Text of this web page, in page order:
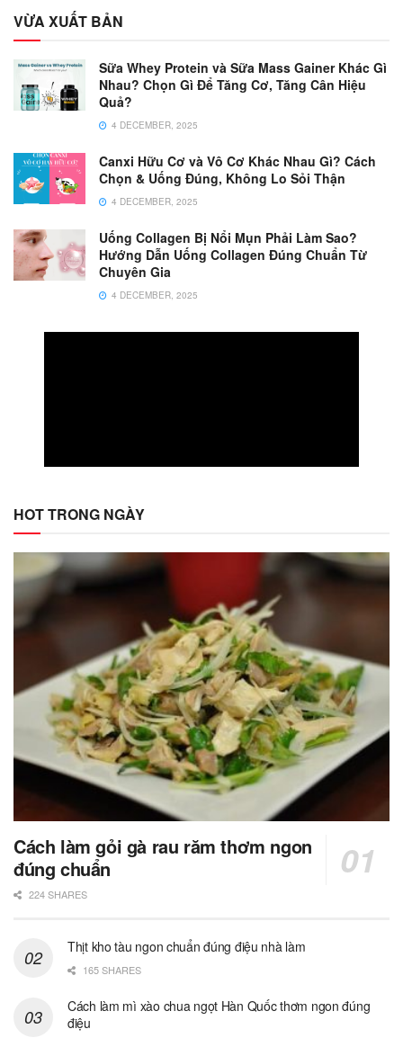
VỪA XUẤT BẢN
Sữa Whey Protein và Sữa Mass Gainer Khác Gì
Nhau? Chọn Gì Để Tăng Cơ, Tăng Cân Hiệu
Quả?
4 DECEMBER, 2025
Canxi Hữu Cơ và Vô Cơ Khác Nhau Gì? Cách
Chọn & Uống Đúng, Không Lo Sỏi Thận
4 DECEMBER, 2025
Uống Collagen Bị Nổi Mụn Phải Làm Sao?
Hướng Dẫn Uống Collagen Đúng Chuẩn Từ
Chuyên Gia
4 DECEMBER, 2025
HOT TRONG NGÀY
Cách làm gỏi gà rau răm thơm ngon
đúng chuẩn
224 SHARES
Thịt kho tàu ngon chuẩn đúng điệu nhà làm
165 SHARES
Cách làm mì xào chua ngọt Hàn Quốc thơm ngon đúng
điệu